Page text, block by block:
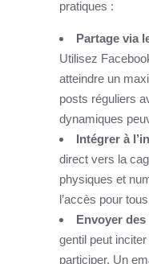
pratiques :
Partage via
Utilisez
atteindre un
posts réguliers
dynamiques
Intégrer à
direct vers la
physiques et
l’accès pour
Envoyer
gentil peut
participer. Un